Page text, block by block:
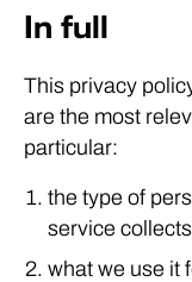
In full
This privacy
are the most
particular:
the type of
service
what we use it